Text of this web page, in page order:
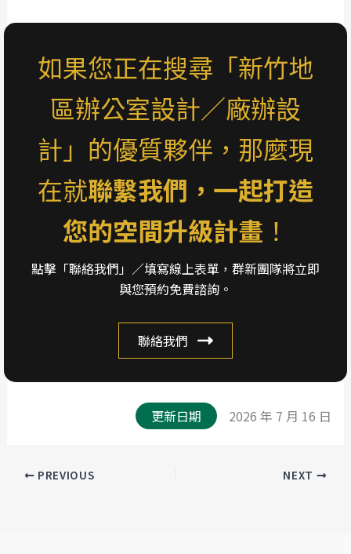
如果您正在搜尋「新竹地
區辦公室設計／廠辦設
計」的優質夥伴，那麼現
在就聯繫我們，一起打造
您的空間升級計畫 ！
點擊「聯絡我們」／填寫線上表單，群新團隊將立即
與您預約免費諮詢。
聯絡我們
更新日期 2026 年 7 月 16 日
PREVIOUS NEXT